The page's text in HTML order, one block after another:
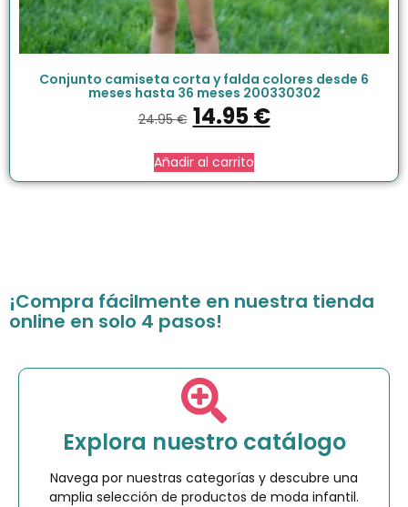
Conjunto camiseta corta y falda colores desde 6
meses hasta 36 meses 200330302
24.95€ 14.95€
Añadir al carrito
¡Compra fácilmente en nuestra tienda
online en solo 4 pasos!
Explora nuestro catálogo
Navega por nuestras categorías y descubre una
amplia selección de productos de moda infantil.